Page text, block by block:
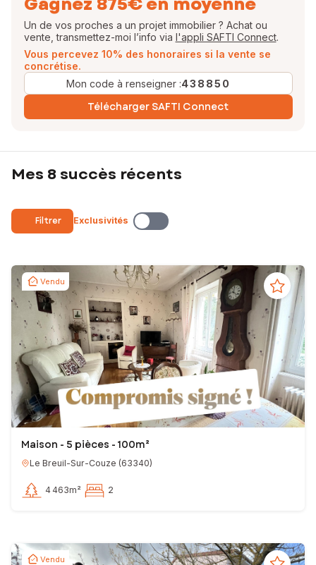
Un de vos proches a un projet immobilier ? Achat ou
vente, transmettez-moi l’info via l'appli SAFTI Connect.
Vous percevez 10% des honoraires si la vente se
concrétise.
Mon code à renseigner :438850
Télécharger SAFTI Connect
Mes 8 succès récents
Filtrer Exclusivités
Vendu
Maison - 5 pièces - 100m²
Le Breuil-Sur-Couze (63340)
4 463m² 2
Vendu